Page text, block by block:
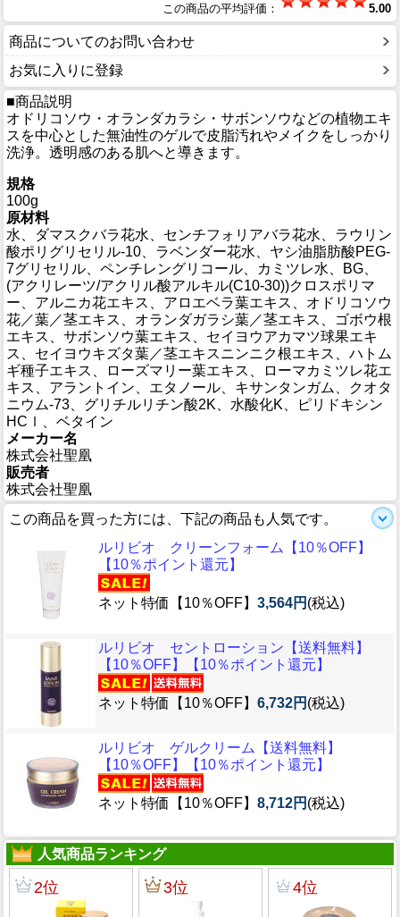
この商品の平均評価： 5.00
商品についてのお問い合わせ
お気に入りに登録
■商品説明
オドリコソウ・オランダカラシ・サボンソウなどの植物エキ
スを中心とした無油性のゲルで皮脂汚れやメイクをしっかり
洗浄。透明感のある肌へと導きます。
規格
100g
原材料
水、ダマスクバラ花水、センチフォリアバラ花水、ラウリン
酸ポリグリセリル-10、ラベンダー花水、ヤシ油脂肪酸PEG-
7グリセリル、ペンチレングリコール、カミツレ水、BG、
(アクリレーツ/アクリル酸アルキル(C10-30))クロスポリマ
ー、アルニカ花エキス、アロエベラ葉エキス、オドリコソウ
花／葉／茎エキス、オランダガラシ葉／茎エキス、ゴボウ根
エキス、サボンソウ葉エキス、セイヨウアカマツ球果エキ
ス、セイヨウキズタ葉／茎エキスニンニク根エキス、ハトム
ギ種子エキス、ローズマリー葉エキス、ローマカミツレ花エ
キス、アラントイン、エタノール、キサンタンガム、クオタ
ニウム-73、グリチルリチン酸2K、水酸化K、ピリドキシン
HCｌ、ベタイン
メーカー名
株式会社聖凰
販売者
株式会社聖凰
この商品を買った方には、下記の商品も人気です。
ルリビオ クリーンフォーム【10％OFF】
【10％ポイント還元】
ネット特価【10％OFF】 3,564円 (税込)
ルリビオ セントローション【送料無料】
【10％OFF】【10％ポイント還元】
ネット特価【10％OFF】 6,732円 (税込)
ルリビオ ゲルクリーム【送料無料】
【10％OFF】【10％ポイント還元】
ネット特価【10％OFF】 8,712円 (税込)
人気商品ランキング